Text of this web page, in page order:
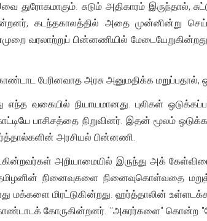
சுடும் அதிகாரம் இருந்தால்,
கடந்தகாலத்தில் அதை முன்னின்று
வரலாற்றுப் பின்னணியில்
பேரினவாத அரசு அனுமதிக்க மறுப்பதால்,
வகையில் நியாயமானது. புலிகள்
பாசிசத்தை நிறுவினர். இதன் மூலம்
அரசியல் பின்னணி.
அறியாமையில் இருந்து அக்
நினைவுகளை நினைவுகொள்வதை
மக்களை மிரட்டுகின்றது. ஹர்த்தாலின்
கோருகின்றனர். "அசுரர்களை" கொன்ற